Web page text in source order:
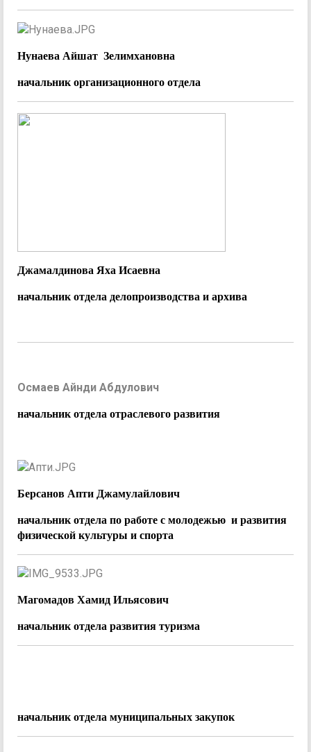
Нунаева Айшат Зелимхановна
начальник организационного отдела
Джамалдинова Яха Исаевна
начальник отдела делопроизводства и архива
Осмаев Айнди Абдулович
начальник отдела отраслевого развития
Берсанов Апти Джамулайлович
начальник отдела по работе с молодежью и развития
физической культуры и спорта
Магомадов Хамид Ильясович
начальник отдела развития туризма
начальник отдела муниципальных закупок